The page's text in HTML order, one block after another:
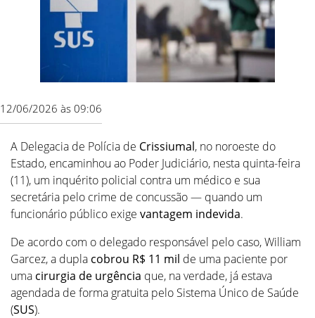
12/06/2026 às 09:06
A Delegacia de Polícia de Crissiumal, no noroeste do
Estado, encaminhou ao Poder Judiciário, nesta quinta-feira
(11), um inquérito policial contra um médico e sua
secretária pelo crime de concussão — quando um
funcionário público exige vantagem indevida.
De acordo com o delegado responsável pelo caso, William
Garcez, a dupla cobrou R$ 11 mil de uma paciente por
uma cirurgia de urgência que, na verdade, já estava
agendada de forma gratuita pelo Sistema Único de Saúde
(SUS).